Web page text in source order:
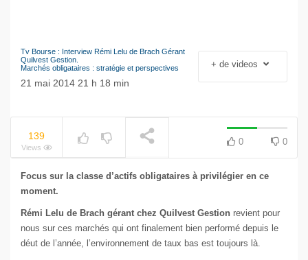
NOW PLAYING
Le séisme industriel
Volkswagen
Tv Bourse : Interview Rémi Lelu de Brach Gérant
Quilvest Gestion.
Marchés obligataires : stratégie et perspectives
21 mai 2014 21 h 18 min
+ de videos
139
Views
0 0
Focus sur la classe d’actifs obligataires à privilégier en ce
moment.
Rémi Lelu de Brach gérant chez Quilvest Gestion revient pour
nous sur ces marchés qui ont finalement bien performé depuis le
déut de l’année, l’environnement de taux bas est toujours là.